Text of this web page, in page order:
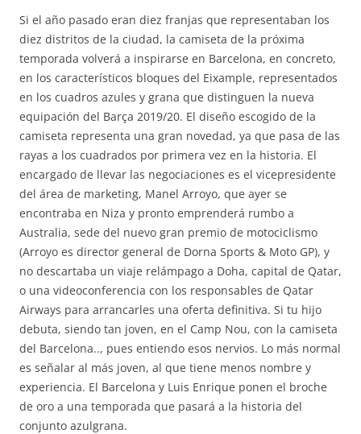
Si el año pasado eran diez franjas que representaban los
diez distritos de la ciudad, la camiseta de la próxima
temporada volverá a inspirarse en Barcelona, en concreto,
en los característicos bloques del Eixample, representados
en los cuadros azules y grana que distinguen la nueva
equipación del Barça 2019/20. El diseño escogido de la
camiseta representa una gran novedad, ya que pasa de las
rayas a los cuadrados por primera vez en la historia. El
encargado de llevar las negociaciones es el vicepresidente
del área de marketing, Manel Arroyo, que ayer se
encontraba en Niza y pronto emprenderá rumbo a
Australia, sede del nuevo gran premio de motociclismo
(Arroyo es director general de Dorna Sports & Moto GP), y
no descartaba un viaje relámpago a Doha, capital de Qatar,
o una videoconferencia con los responsables de Qatar
Airways para arrancarles una oferta definitiva. Si tu hijo
debuta, siendo tan joven, en el Camp Nou, con la camiseta
del Barcelona.., pues entiendo esos nervios. Lo más normal
es señalar al más joven, al que tiene menos nombre y
experiencia. El Barcelona y Luis Enrique ponen el broche
de oro a una temporada que pasará a la historia del
conjunto azulgrana.